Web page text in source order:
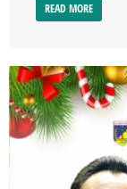
READ MORE